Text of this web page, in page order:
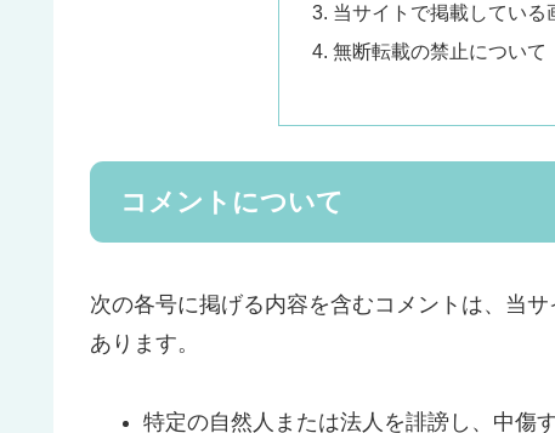
当サイトで掲載している
無断転載の禁止について
コメントについて
次の各号に掲げる内容を含むコメントは、当
あります。
特定の自然人または法人を誹謗し、中傷